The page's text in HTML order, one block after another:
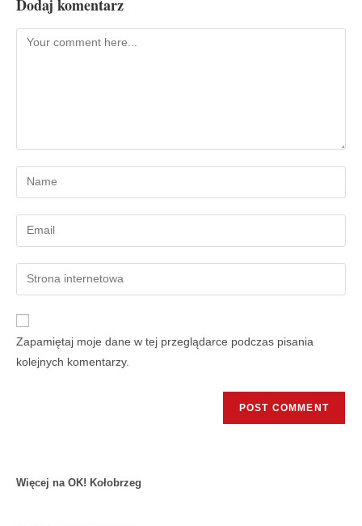
Dodaj komentarz
Zapamiętaj moje dane w tej przeglądarce podczas pisania
kolejnych komentarzy.
Więcej na OK! Kołobrzeg